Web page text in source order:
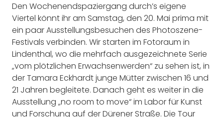
Den Wochenendspaziergang durch’s eigene
Viertel könnt ihr am Samstag, den 20. Mai prima mit
ein paar Ausstellungsbesuchen des Photoszene-
Festivals verbinden. Wir starten im Fotoraum in
Lindenthal, wo die mehrfach ausgezeichnete Serie
„vom plötzlichen Erwachsenwerden“ zu sehen ist, in
der Tamara Eckhardt junge Mütter zwischen 16 und
21 Jahren begleitete. Danach geht es weiter in die
Ausstellung „no room to move“ im Labor für Kunst
und Forschung auf der Dürener Straße. Die Tour